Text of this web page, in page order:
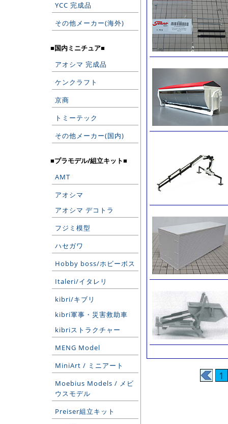
YCC 完成品
その他メーカー(海外)
■国内ミニチュア■
アオシマ 完成品
ケンクラフト
京商
トミーテック
その他メーカー(国内)
■プラモデル/組立キット■
AMT
アオシマ
アオシマ デコトラ
フジミ模型
ハセガワ
Hobby boss/ホビーボス
Italeri/イタレリ
kibri/キブリ
kibri軍事・災害救助車
kibriストラクチャー
MENG Model
MiniArt / ミニアート
Moebius Models / メビ
ウスモデル
Preiser組立キット
1